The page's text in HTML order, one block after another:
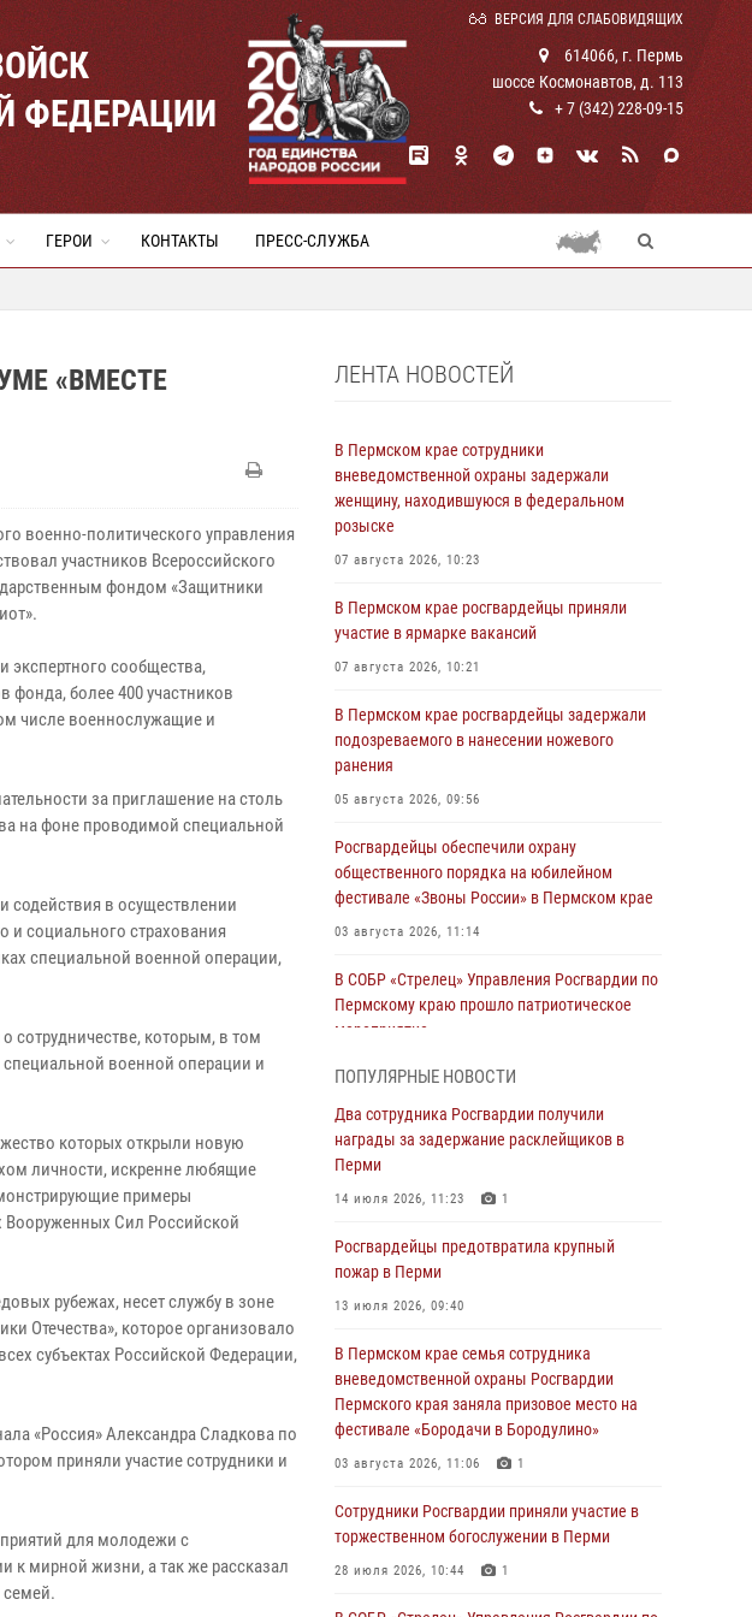
ВЕРСИЯ ДЛЯ СЛАБОВИДЯЩИХ
ФЕДЕРАЦИИ
614066, г. Пермь
шоссе Космонавтов, д. 113
+ 7 (342) 228-09-15
ГЕРОИ КОНТАКТЫ ПРЕСС-СЛУЖБА
«ВМЕСТЕ
военно-политического управления
участников Всероссийского
фондом «Защитники
экспертного сообщества,
более 400 участников
числе военнослужащие и
за приглашение на столь
на фоне проводимой специальной
содействия в осуществлении
и социального страхования
специальной военной операции,
сотрудничестве, которым, в том
военной операции и
которых открыли новую
личности, искренне любящие
примеры
Вооруженных Сил Российской
рубежах, несет службу в зоне
Отечества», которое организовало
субъектах Российской Федерации,
«Россия» Александра Сладкова по
приняли участие сотрудники и
для молодежи с
к мирной жизни, а так же рассказал
семей.
ЛЕНТА НОВОСТЕЙ
В Пермском крае сотрудники
вневедомственной охраны задержали
женщину, находившуюся в федеральном
розыске
07 августа 2026, 10:23
В Пермском крае росгвардейцы приняли
участие в ярмарке вакансий
07 августа 2026, 10:21
В Пермском крае росгвардейцы задержали
подозреваемого в нанесении ножевого
ранения
05 августа 2026, 09:56
Росгвардейцы обеспечили охрану
общественного порядка на юбилейном
фестивале «Звоны России» в Пермском крае
03 августа 2026, 11:14
В СОБР «Стрелец» Управления Росгвардии по
Пермскому краю прошло патриотическое
мероприятие
В Пермском крае семья сотрудника
вневедомственной охраны Росгвардии
Пермского края заняла призовое место на
фестивале «Бородачи в Бородулино»
В Пермском крае росгвардейцы провели
Росгвардеец спас тонущую женщину в
Пермском крае
30 июля 2026, 05:19
торжественном богослужении в Перми
28 июля 2026, 10:44 1
ПОПУЛЯРНЫЕ НОВОСТИ
Два сотрудника Росгвардии получили
награды за задержание расклейщиков в
Перми
14 июля 2026, 11:23 1
Росгвардейцы предотвратила крупный
пожар в Перми
13 июля 2026, 09:40
В Пермском крае семья сотрудника
вневедомственной охраны Росгвардии
Пермского края заняла призовое место на
фестивале «Бородачи в Бородулино»
03 августа 2026, 11:06 1
Сотрудники Росгвардии приняли участие в
торжественном богослужении в Перми
28 июля 2026, 10:44 1